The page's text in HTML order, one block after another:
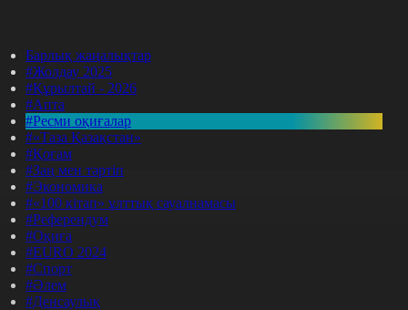
Барлық жаңалықтар
#Жолдау 2025
#Құрылтай - 2026
#Апта
#Ресми оқиғалар
#«Таза Қазақстан»
#Қоғам
#Заң мен тәртіп
#Экономика
#«100 кітап» ұлттық сауалнамасы
#Референдум
#Оқиға
#EURO 2024
#Спорт
#Әлем
#Денсаулық